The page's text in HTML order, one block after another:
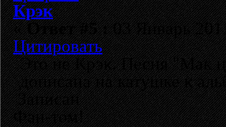
Крэк
«Ответ #5 :03 Январь
Цитировать
Это не Крэк. Песня "Мак
дописана на катушке к
Записан
Фан-том!